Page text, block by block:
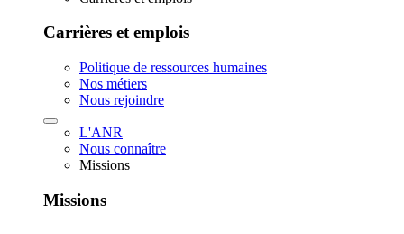
Carrières et emplois
Politique de ressources humaines
Nos métiers
Nous rejoindre
L'ANR
Nous connaître
Missions
Missions